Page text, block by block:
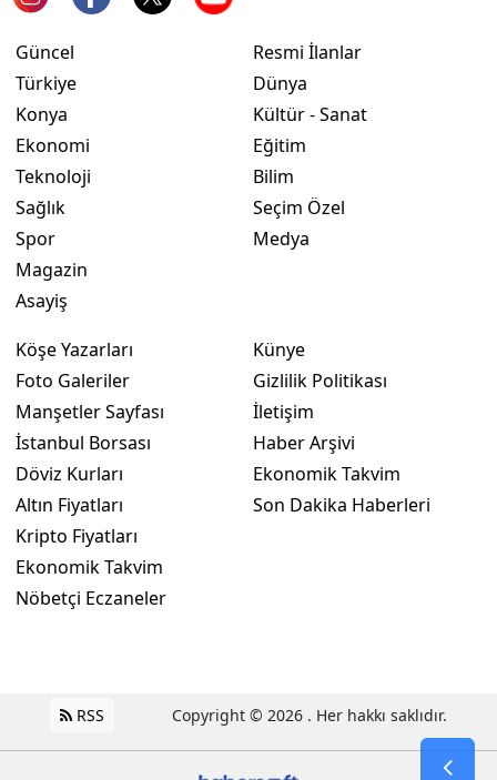
Güncel
Türkiye
Konya
Ekonomi
Teknoloji
Sağlık
Spor
Magazin
Asayiş
Resmi İlanlar
Dünya
Kültür - Sanat
Eğitim
Bilim
Seçim Özel
Medya
Köşe Yazarları
Foto Galeriler
Manşetler Sayfası
İstanbul Borsası
Döviz Kurları
Altın Fiyatları
Kripto Fiyatları
Ekonomik Takvim
Nöbetçi Eczaneler
Künye
Gizlilik Politikası
İletişim
Haber Arşivi
Ekonomik Takvim
Son Dakika Haberleri
RSS Copyright © 2026 . Her hakkı saklıdır.